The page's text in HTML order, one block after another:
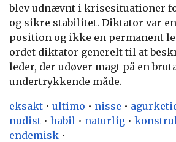
blev udnævnt i krisesituationer
og sikre stabilitet. Diktator var
position og ikke en permanent
ordet diktator generelt til at
leder, der udøver magt på en
undertrykkende måde.
eksakt • ultimo • nisse •
nudist • habil • naturlig •
endemisk •